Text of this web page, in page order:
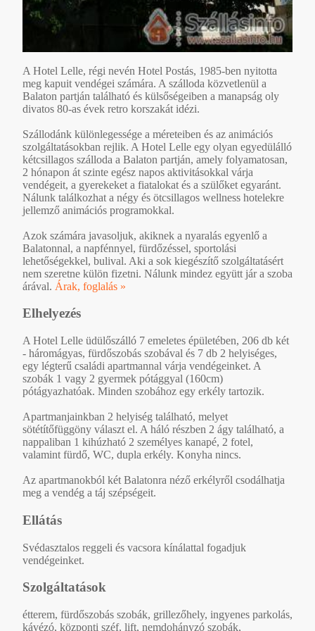
A Hotel Lelle, régi nevén Hotel Postás, 1985-ben nyitotta
meg kapuit vendégei számára. A szálloda közvetlenül a
Balaton partján található és külsőségeiben a manapság oly
divatos 80-as évek retro korszakát idézi.
Szállodánk különlegessége a méreteiben és az animációs
szolgáltatásokban rejlik. A Hotel Lelle egy olyan egyedülálló
kétcsillagos szálloda a Balaton partján, amely folyamatosan,
2 hónapon át szinte egész napos aktivitásokkal várja
vendégeit, a gyerekeket a fiatalokat és a szülőket egyaránt.
Nálunk találkozhat a négy és ötcsillagos wellness hotelekre
jellemző animációs programokkal.
Azok számára javasoljuk, akiknek a nyaralás egyenlő a
Balatonnal, a napfénnyel, fürdőzéssel, sportolási
lehetőségekkel, bulival. Aki a sok kiegészítő szolgáltatásért
nem szeretne külön fizetni. Nálunk mindez együtt jár a szoba
árával. Árak, foglalás »
Elhelyezés
A Hotel Lelle üdülőszálló 7 emeletes épületében, 206 db két
- háromágyas, fürdőszobás szobával és 7 db 2 helyiséges,
egy légterű családi apartmannal várja vendégeinket. A
szobák 1 vagy 2 gyermek pótággyal (160cm)
pótágyazhatóak. Minden szobához egy erkély tartozik.
Apartmanjainkban 2 helyiség található, melyet
sötétítőfüggöny választ el. A háló részben 2 ágy található, a
nappaliban 1 kihúzható 2 személyes kanapé, 2 fotel,
valamint fürdő, WC, dupla erkély. Konyha nincs.
Az apartmanokból két Balatonra néző erkélyről csodálhatja
meg a vendég a táj szépségeit.
Ellátás
Svédasztalos reggeli és vacsora kínálattal fogadjuk
vendégeinket.
Szolgáltatások
étterem, fürdőszobás szobák, grillezőhely, ingyenes parkolás,
kávézó, központi széf, lift, nemdohányzó szobák,